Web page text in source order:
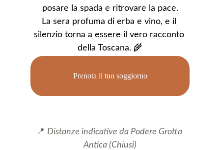
posare la spada e ritrovare la pace.
La sera profuma di erba e vino, e il
silenzio torna a essere il vero racconto
della Toscana. 🌾
Prenota il tuo soggiorno
📍 Distanze indicative da Podere Grotta
Antica (Chiusi)